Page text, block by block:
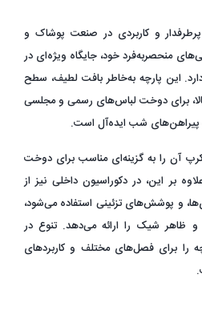
و کاربردی در صنعت پوشاک و
منحصربه‌فرد خود، جایگاه ویژه‌ای در
این پارچه به‌خاطر بافت لطیف، سطح
برای دوخت لباس‌های رسمی و مجلسی
و پیراهن‌های شب ایده‌آل است.
آن را به گزینه‌ای مناسب برای دوخت
بر این، در دکوراسیون داخلی نیز از
و پوشش‌های تزئینی استفاده می‌شود،
و ظاهر شیک را ارائه می‌دهد. تنوع در
را برای فصل‌های مختلف و کاربردهای